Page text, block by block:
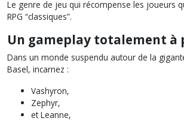
Le genre de jeu qui récompense les joueurs
RPG “classiques”.
Un gameplay totalement à
Dans un monde suspendu autour de la
Basel, incarnez :
Vashyron,
Zephyr,
et Leanne,